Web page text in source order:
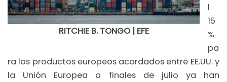
RITCHIE B. TONGO | EFE
l
15
%
pa
ra los productos europeos acordados entre EE.UU. y
la Unión Europea a finales de julio ya han